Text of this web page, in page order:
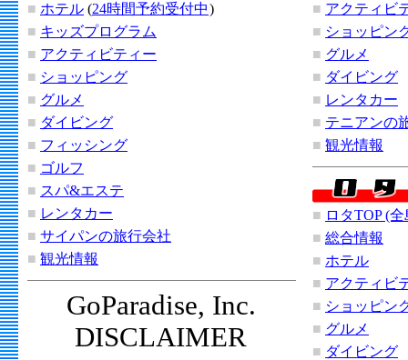
■ ホテル (24時間予約受付中)
■ キッズプログラム
■ アクティビティー
■ ショッピング
■ グルメ
■ ダイビング
■ フィッシング
■ ゴルフ
■ スパ&エステ
■ レンタカー
■ サイパンの旅行会社
■ 観光情報
GoParadise, Inc.
DISCLAIMER
■ アクティビ
■ ショッピン
■ グルメ
■ ダイビング
■ レンタカー
■ テニアンの
■ 観光情報
■ ロタTOP (
■ 総合情報
■ ホテル
■ アクティビ
■ ショッピン
■ グルメ
■ ダイビング